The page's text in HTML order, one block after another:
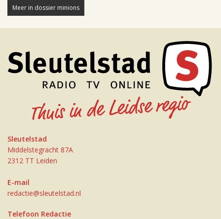
Meer in dossier minions
Sleutelstad
Middelstegracht 87A
2312 TT Leiden
E-mail
redactie@sleutelstad.nl
Telefoon Redactie